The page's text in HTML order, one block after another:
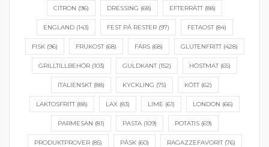
CITRON (96) DRESSING (68) EFTERRÄTT(88)
ENGLAND(143) FEST PÅ RESTER(97) FETAOST(84)
FISK(96) FRUKOST(68) FÄRS(68) GLUTENFRITT(428)
GRILLTILLBEHÖR (103) GULDKANT(152) HÖSTMAT(65)
ITALIENSKT(88) KYCKLING (75) KÖTT(62)
LAKTOSFRITT(88) LAX (83) LIME (61) LONDON (66)
PARMESAN (81) PASTA(109) POTATIS(69)
PRODUKTPROVER(85) PÅSK(60) RAGAZZEFAVORIT(76)